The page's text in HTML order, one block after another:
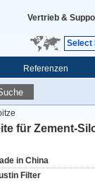
Vertrieb &
Select
Referenzen
für Zement-
in China
Filter